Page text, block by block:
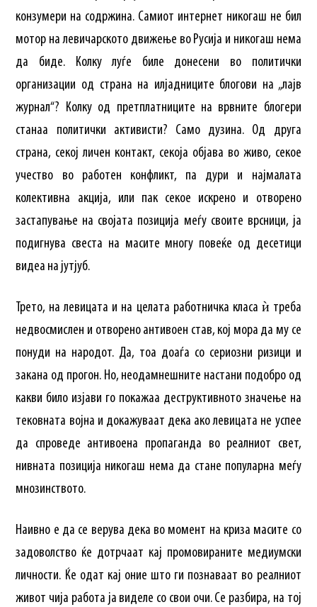
конзумери на содржина. Самиот интернет никогаш не бил
мотор на левичарското движење во Русија и никогаш нема
да биде. Колку луѓе биле донесени во политички
организации од страна на илјадниците блогови на „лајв
журнал“? Колку од претплатниците на врвните блогери
станаа политички активисти? Само дузина. Од друга
страна, секој личен контакт, секоја објава во живо, секое
учество во работен конфликт, па дури и најмалата
колективна акција, или пак секое искрено и отворено
застапување на својата позиција меѓу своите врсници, ја
подигнува свеста на масите многу повеќе од десетици
видеа на јутјуб.
Трето, на левицата и на целата работничка класа ѝ треба
недвосмислен и отворено антивоен став, кој мора да му се
понуди на народот. Да, тоа доаѓа со сериозни ризици и
закана од прогон. Но, неодамнешните настани подобро од
какви било изјави го покажаа деструктивното значење на
тековната војна и докажуваат дека ако левицата не успее
да спроведе антивоена пропаганда во реалниот свет,
нивната позиција никогаш нема да стане популарна меѓу
мнозинството.
Наивно е да се верува дека во момент на криза масите со
задоволство ќе дотрчаат кај промовираните медиумски
личности. Ќе одат кај оние што ги познаваат во реалниот
живот чија работа ја виделе со свои очи. Се разбира, на тој